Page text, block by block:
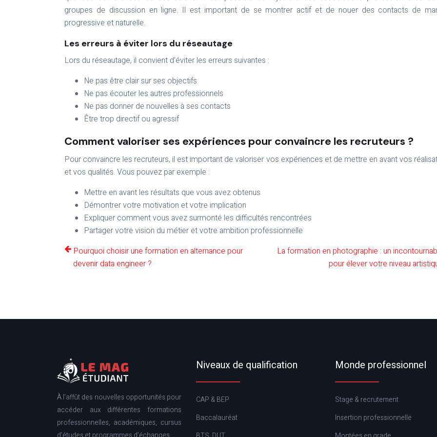
groupes de discussion en ligne. Il est important de se montrer actif et de nouer des contacts de
progressive et naturelle.
Les erreurs à éviter lors du réseautage
Lors du réseautage, il convient d’éviter les erreurs suivantes :
Ne pas être clair sur ses objectifs
Ne pas écouter les autres professionnels
Ne pas donner de nouvelles à ses contacts
Être trop directif ou agressif
Comment valoriser ses expériences pour convaincre les recruteurs ?
Pour convaincre les recruteurs, il est important de valoriser vos expériences et de mettre en avant vos
et vos qualités. Vous pouvez par exemple :
Mettre en avant les résultats que vous avez obtenus
Démontrer votre motivation et votre implication
Expliquer comment vous avez surmonté les difficultés rencontrées
Partager votre vision du métier et votre ambition professionnelle
Pourquoi choisir une formation en alternance pour
devenir data engineer ?
La formation en photographie : un
pour élever votre niveau
À l’affût des nouvelles opportunités pour
accéder aux différentes formations
professionnelles, académiques, cursus
Niveaux de qualification
CAP & BEP
Baccalauréat
Monde professionnel
Stage & recrutement
Insertion professionnelle